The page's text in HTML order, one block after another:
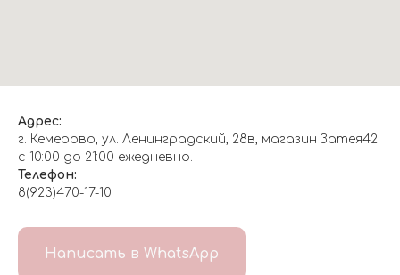
Адрес:
г. Кемерово, ул. Ленинградский, 28в, магазин Затея42
с 10:00 до 21:00 ежедневно.
Телефон:
8(923)470-17-10
Написать в WhatsApp